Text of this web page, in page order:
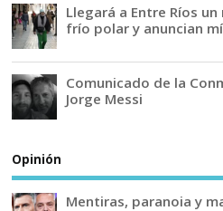
Llegará a Entre Ríos
frío polar y anuncian
Comunicado de la
Jorge Messi
Opinión
Mentiras, paranoia y